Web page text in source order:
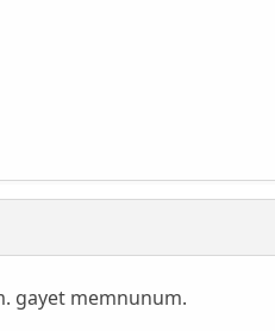
gayet memnunum.